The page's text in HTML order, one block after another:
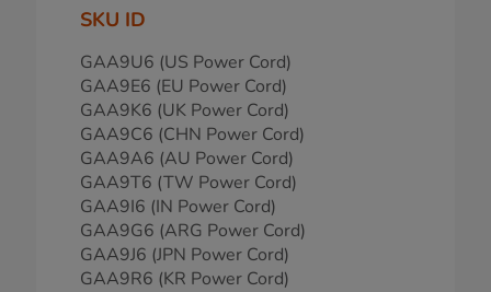
SKU ID
GAA9U6 (US Power Cord)
GAA9E6 (EU Power Cord)
GAA9K6 (UK Power Cord)
GAA9C6 (CHN Power Cord)
GAA9A6 (AU Power Cord)
GAA9T6 (TW Power Cord)
GAA9I6 (IN Power Cord)
GAA9G6 (ARG Power Cord)
GAA9J6 (JPN Power Cord)
GAA9R6 (KR Power Cord)